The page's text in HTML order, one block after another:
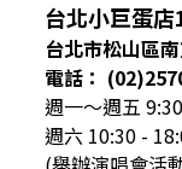
台北小巨蛋
台北市松山區
電話：
週一～週五
週六 10:30 -